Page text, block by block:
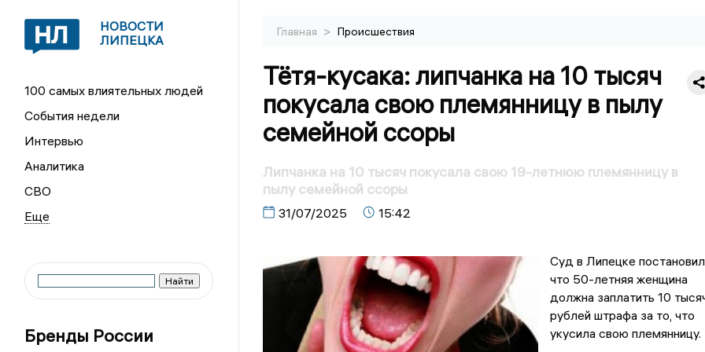
НОВОСТИ
ЛИПЕЦКА
100 самых влиятельных людей
События недели
Интервью
Аналитика
СВО
Бренды России
Главная > Происшествия
Тётя-кусака: липчанка на 10 тысяч
покусала свою племянницу в пылу
семейной ссоры
Липчанка на 10 тысяч покусала свою 19-летнюю племянницу в
пылу семейной ссоры
31/07/2025 15:42
Суд в Липецке
что 50-летняя женщина
должна заплатить 10
рублей штрафа за то, что
укусила свою племянницу.